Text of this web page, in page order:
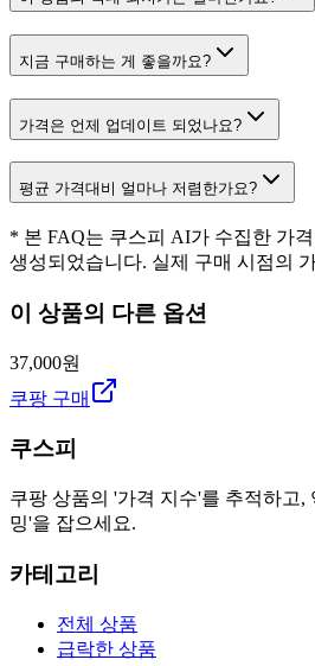
지금 구매하는 게 좋을까요?
가격은 언제 업데이트 되었나요?
평균 가격대비 얼마나 저렴한가요?
* 본 FAQ는 쿠스피 AI가 수집한 가
생성되었습니다. 실제 구매 시점의
이 상품의 다른 옵션
37,000원
쿠팡 구매
쿠스피
쿠팡 상품의 '가격 지수'를 추적하고,
밍'을 잡으세요.
카테고리
전체 상품
급락한 상품